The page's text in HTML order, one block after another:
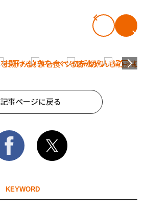
記事ページに戻る
KEYWORD